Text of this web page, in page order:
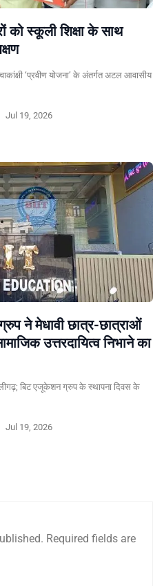
को स्कूली शिक्षा के साथ
‘प्रवीण योजना’ के अंतर्गत अटल आवासीय
Jul 19, 2026
ने मेधावी छात्र-छात्राओं
उत्तरदायित्व निभाने का
बिट एजूकेशन ग्रुप के स्थापना दिवस के
Jul 19, 2026
Required fields are